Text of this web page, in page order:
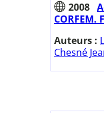
2008
CORFEM.
Auteurs :
Chesné